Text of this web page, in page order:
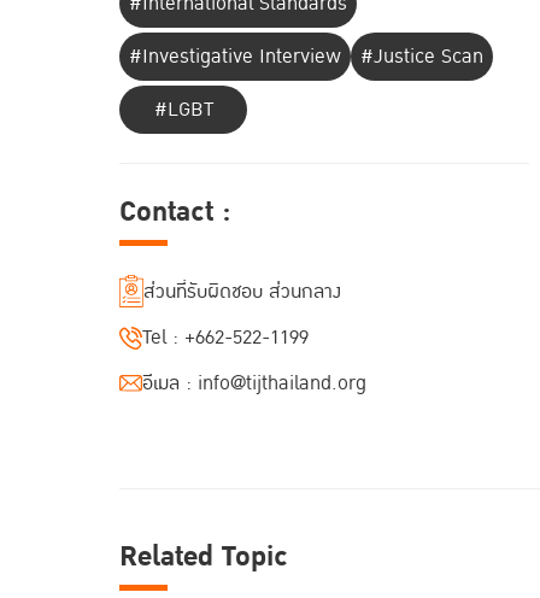
#Investigative Interview
#Justice Scan
#LGBT
Contact :
ส่วนที่รับผิดชอบ ส่วนกลาง
Tel : +662-522-1199
อีเมล : info@tijthailand.org
Related Topic